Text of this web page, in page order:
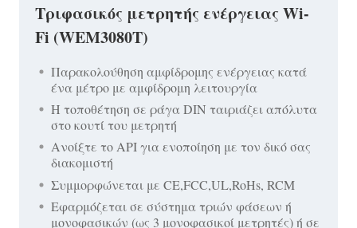
Τριφασικός μετρητής ενέργειας Wi-
Fi (WEM3080T)
Παρακολούθηση αμφίδρομης ενέργειας κατά
ένα μέτρο με αμφίδρομη λειτουργία
Η τοποθέτηση σε ράγα DIN ταιριάζει απόλυτα
στο κουτί του μετρητή
Ανοίξτε το API για ενοποίηση με τον δικό σας
διακομιστή
Συμμορφώνεται με CE,FCC,UL,RoHs, RCM
Εφαρμόζεται σε σύστημα τριών φάσεων ή
μονοφασικών (ως 3 μονοφασικοί μετρητές) ή σε